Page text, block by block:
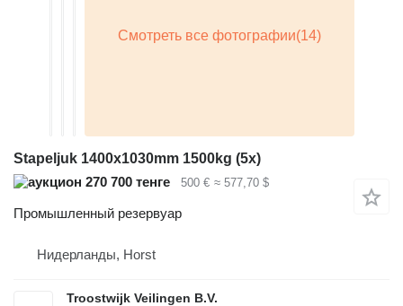
Stapeljuk 1400x1030mm 1500kg (5x)
270 700 тенге
500 € ≈ 577,70 $
Промышленный резервуар
Нидерланды, Horst
Troostwijk Veilingen B.V.